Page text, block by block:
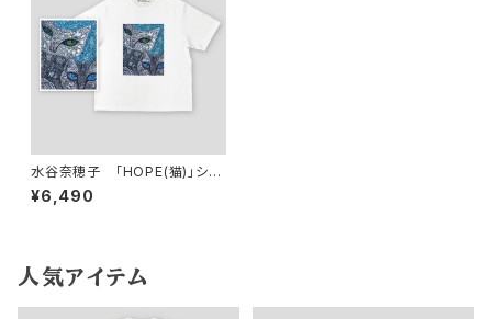
水谷奈穂子 「HOPE(猫)」ショ
ートスリーブTシャツ
¥6,490
人気アイテム